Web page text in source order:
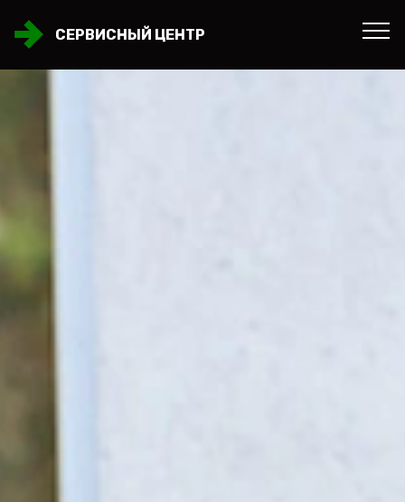
СЕРВИСНЫЙ ЦЕНТР